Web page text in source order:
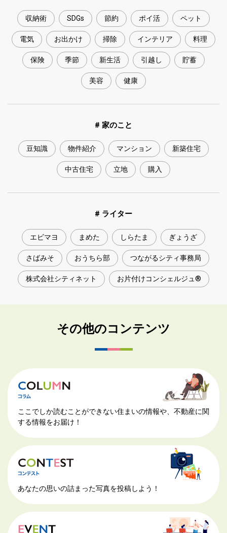
収納術 SDGs 節約 ポイ活 ペット
電気 お出かけ 掃除 インテリア 料理
保険 季節 新生活 引越し 貯蓄
美容 健康
# 家のこと
豆知識 物件紹介 マンション 新築住宅
中古住宅 立地 購入
# ライター
エビマヨ まめた しらたま ぎょうざ
さばみそ おうちら部 つながるシティ事務局
株式会社シティネット お片付けコンシェルジュ®
その他のコンテンツ
ここでしか読むことができない住まいの情報や、不動産に関
する情報をお届け！
あなたの思いの詰まった写真を投稿しよう！